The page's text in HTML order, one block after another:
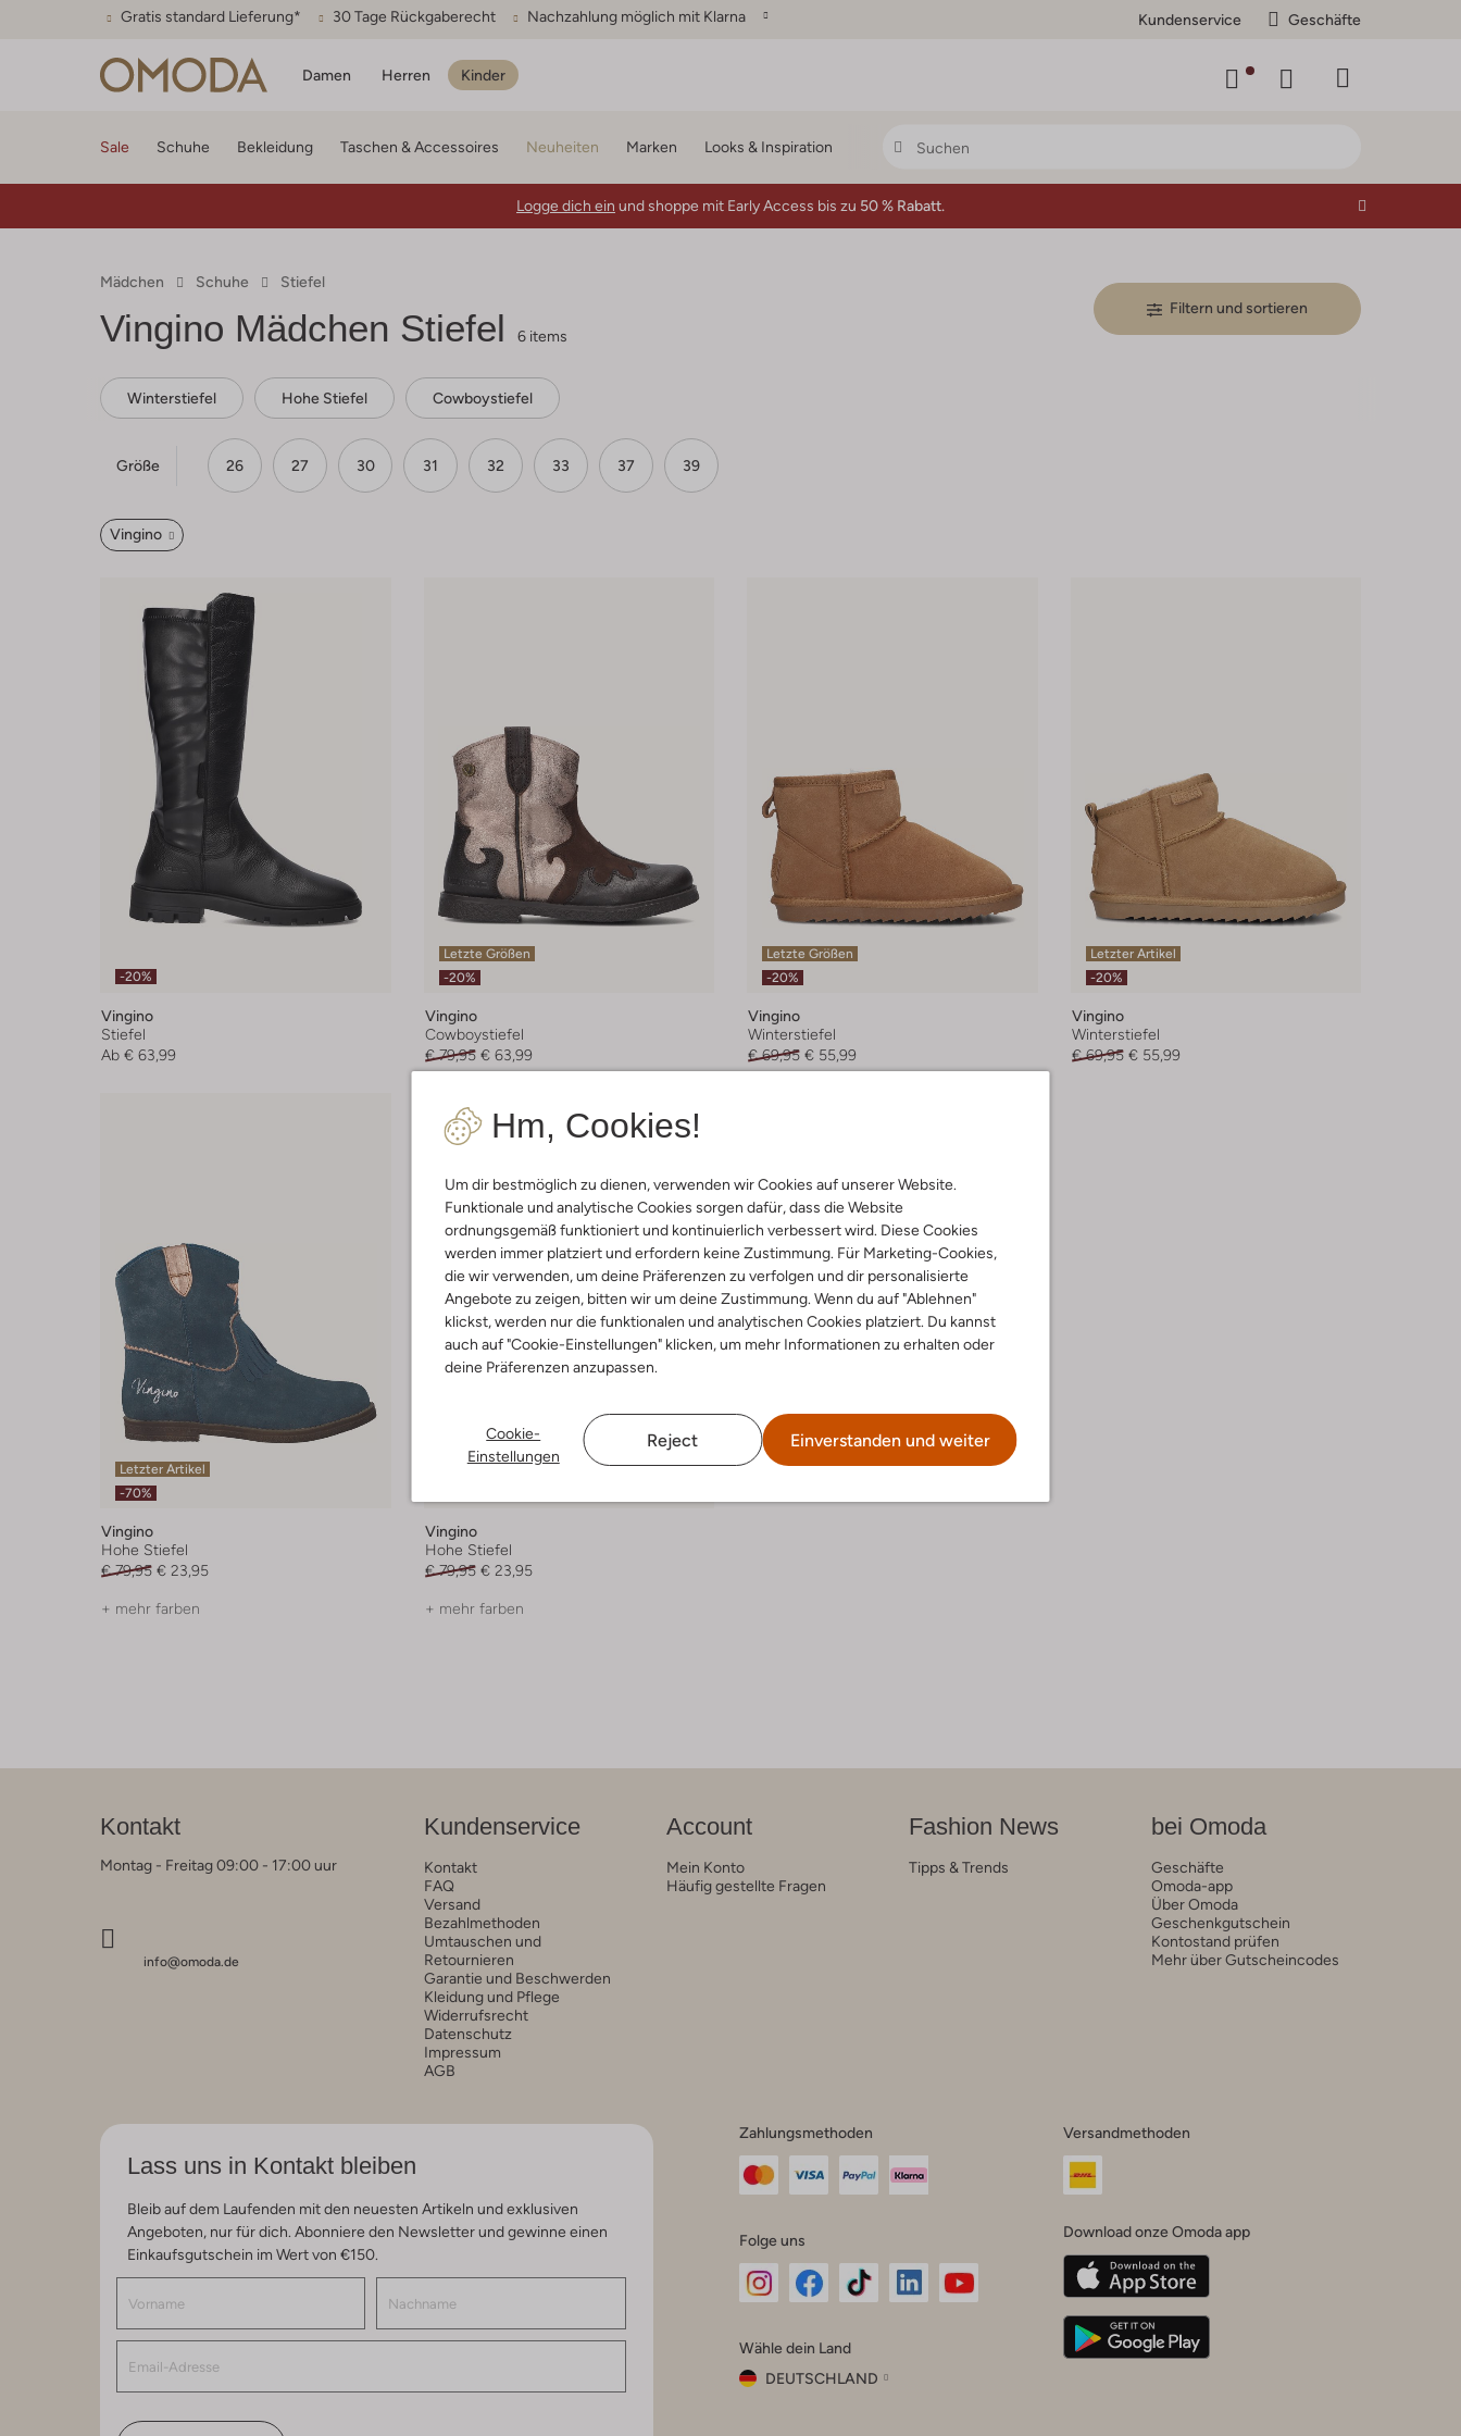
Gratis standard Lieferung* 30 Tage Rückgaberecht Nachzahlung möglich mit Klarna Kundenservice Geschäfte
Damen Herren Kinder
Hm, Cookies!
Um dir bestmöglich zu dienen, verwenden wir Cookies auf unserer Website.
Funktionale und analytische Cookies sorgen dafür, dass die Website
ordnungsgemäß funktioniert und kontinuierlich verbessert wird. Diese Cookies
werden immer platziert und erfordern keine Zustimmung. Für Marketing-Cookies,
die wir verwenden, um deine Präferenzen zu verfolgen und dir personalisierte
Angebote zu zeigen, bitten wir um deine Zustimmung. Wenn du auf "Ablehnen"
klickst, werden nur die funktionalen und analytischen Cookies platziert. Du kannst
auch auf "Cookie-Einstellungen" klicken, um mehr Informationen zu erhalten oder
deine Präferenzen anzupassen.
Cookie-
Einstellungen
Reject Einverstanden und weiter
Sale Schuhe Bekleidung Taschen & Accessoires Neuheiten Marken Looks & Inspiration
Logge dich ein und shoppe mit Early Access bis zu 50 % Rabatt.
Mädchen Schuhe Stiefel
Vingino Mädchen Stiefel 6 items
Filtern und sortieren
Winterstiefel Hohe Stiefel Cowboystiefel
Größe 26 27 30 31 32 33 37 39
Vingino
-20%
Vingino
Stiefel
Ab € 63,99
Letzte Größen
-20%
Vingino
Cowboystiefel
€ 79,95 € 63,99
Letzte Größen
-20%
Vingino
Winterstiefel
€ 69,95 € 55,99
Letzter Artikel
-20%
Vingino
Winterstiefel
€ 69,95 € 55,99
Letzter Artikel
-70%
Vingino
Hohe Stiefel
€ 79,95 € 23,95
+ mehr farben
Vingino
Hohe Stiefel
€ 79,95 € 23,95
+ mehr farben
Kontakt
Montag - Freitag 09:00 - 17:00 uur
info@omoda.de
Kundenservice
Kontakt
FAQ
Versand
Bezahlmethoden
Umtauschen und
Retournieren
Garantie und Beschwerden
Kleidung und Pflege
Widerrufsrecht
Datenschutz
Impressum
AGB
Account
Mein Konto
Häufig gestellte Fragen
Fashion News
Tipps & Trends
bei Omoda
Geschäfte
Omoda-app
Über Omoda
Geschenkgutschein
Kontostand prüfen
Mehr über Gutscheincodes
Lass uns in Kontakt bleiben
Bleib auf dem Laufenden mit den neuesten Artikeln und exklusiven
Angeboten, nur für dich. Abonniere den Newsletter und gewinne einen
Einkaufsgutschein im Wert von €150.
Zahlungsmethoden
Folge uns
Instagram
Facebook
TikTok
Wähle dein Land
DEUTSCHLAND
Versandmethoden
Download onze Omoda app